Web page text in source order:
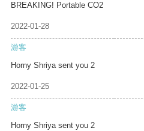
BREAKING! Portable CO2
2022-01-28
游客
Horny Shriya sent you 2
2022-01-25
游客
Horny Shriya sent you 2